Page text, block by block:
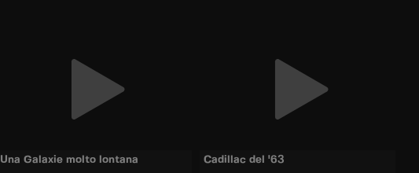
Una Galaxie molto lontana Cadillac del '63